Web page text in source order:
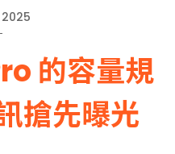
2025
的容量規
搶先曝光